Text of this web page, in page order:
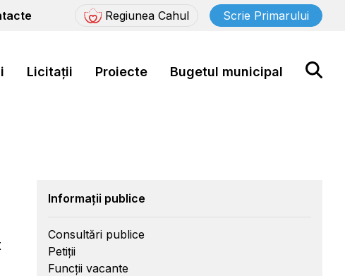
Regiunea Cahul Scrie Primarului
Licitații Proiecte Bugetul municipal
Informații publice
Consultări publice
Petiții
Funcții vacante